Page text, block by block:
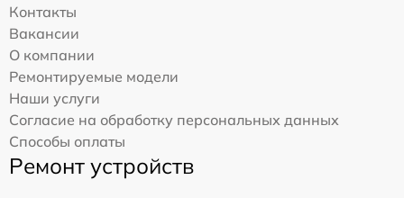
Контакты
Вакансии
О компании
Ремонтируемые модели
Наши услуги
Согласие на обработку персональных данных
Способы оплаты
Ремонт устройств